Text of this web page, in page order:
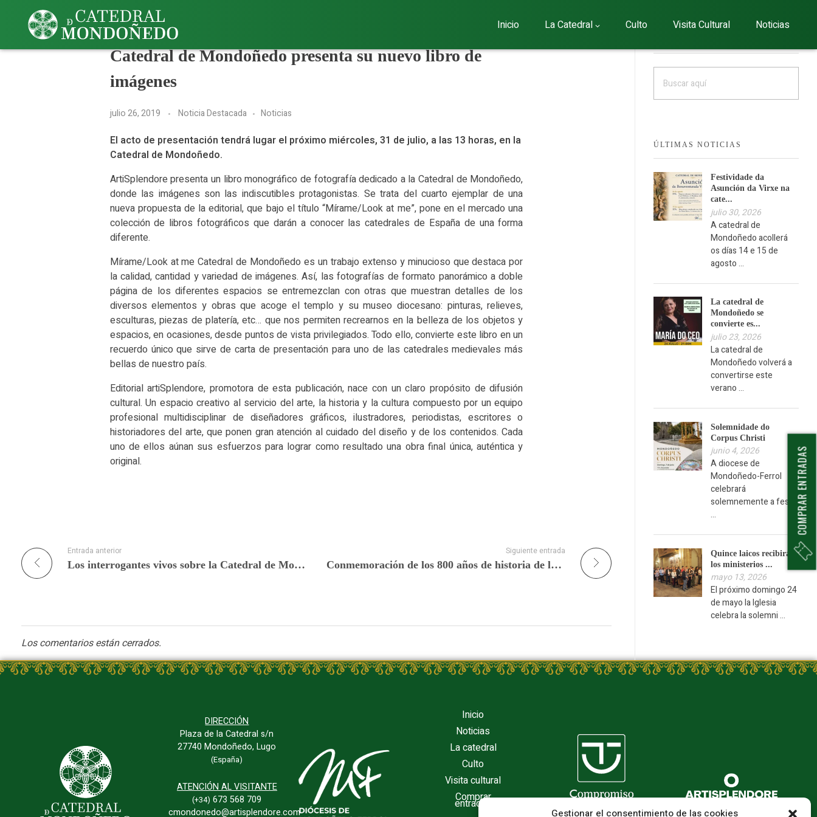
Gestionar el consentimiento de las cookies
Inicio La Catedral Culto Visita Cultural Noticias
COMPRAR ENTRADAS
Catedral de Mondoñedo presenta su nuevo libro de
imágenes
julio 26, 2019 Noticia Destacada Noticias
El acto de presentación tendrá lugar el próximo miércoles, 31 de julio, a las 13 horas, en la
Catedral de Mondoñedo.
ArtiSplendore presenta un libro monográfico de fotografía dedicado a la Catedral de Mondoñedo,
donde las imágenes son las indiscutibles protagonistas. Se trata del cuarto ejemplar de una
nueva propuesta de la editorial, que bajo el título “Mírame/Look at me”, pone en el mercado una
colección de libros fotográficos que darán a conocer las catedrales de España de una forma
diferente.
Mírame/Look at me Catedral de Mondoñedo es un trabajo extenso y minucioso que destaca por
la calidad, cantidad y variedad de imágenes. Así, las fotografías de formato panorámico a doble
página de los diferentes espacios se entremezclan con otras que muestran detalles de los
diversos elementos y obras que acoge el templo y su museo diocesano: pinturas, relieves,
esculturas, piezas de platería, etc… que nos permiten recrearnos en la belleza de los objetos y
espacios, en ocasiones, desde puntos de vista privilegiados. Todo ello, convierte este libro en un
recuerdo único que sirve de carta de presentación para uno de las catedrales medievales más
bellas de nuestro país.
Editorial artiSplendore, promotora de esta publicación, nace con un claro propósito de difusión
cultural. Un espacio creativo al servicio del arte, la historia y la cultura compuesto por un equipo
profesional multidisciplinar de diseñadores gráficos, ilustradores, periodistas, escritores o
historiadores del arte, que ponen gran atención al cuidado del diseño y de los contenidos. Cada
uno de ellos aúnan sus esfuerzos para lograr como resultado una obra final única, auténtica y
original.
Entrada anterior
Los interrogantes vivos sobre la Catedral de Mondoñedo
Siguiente entrada
Conmemoración de los 800 años de historia de la Catedral de Mondoñedo
Los comentarios están cerrados.
ÚLTIMAS NOTICIAS
Festividade da
Asunción da Virxe na
cate...
julio 30, 2026
A catedral de
Mondoñedo acollerá
os días 14 e 15 de
agosto ...
La catedral de
Mondoñedo se
convierte es...
julio 23, 2026
La catedral de
Mondoñedo volverá a
convertirse este
verano ...
Solemnidade do
Corpus Christi
junio 4, 2026
A diocese de
Mondoñedo-Ferrol
celebrará
solemnemente a fest
...
Quince laicos recibirán
los ministerios ...
mayo 13, 2026
El próximo domingo 24
de mayo la Iglesia
celebra la solemni ...
DIRECCIÓN
Plaza de la Catedral s/n
27740 Mondoñedo, Lugo
(España)
ATENCIÓN AL VISITANTE
(+34) 673 568 709
cmondonedo@artisplendore.com
Inicio
Noticias
La catedral
Culto
Visita cultural
Comprar
entradas